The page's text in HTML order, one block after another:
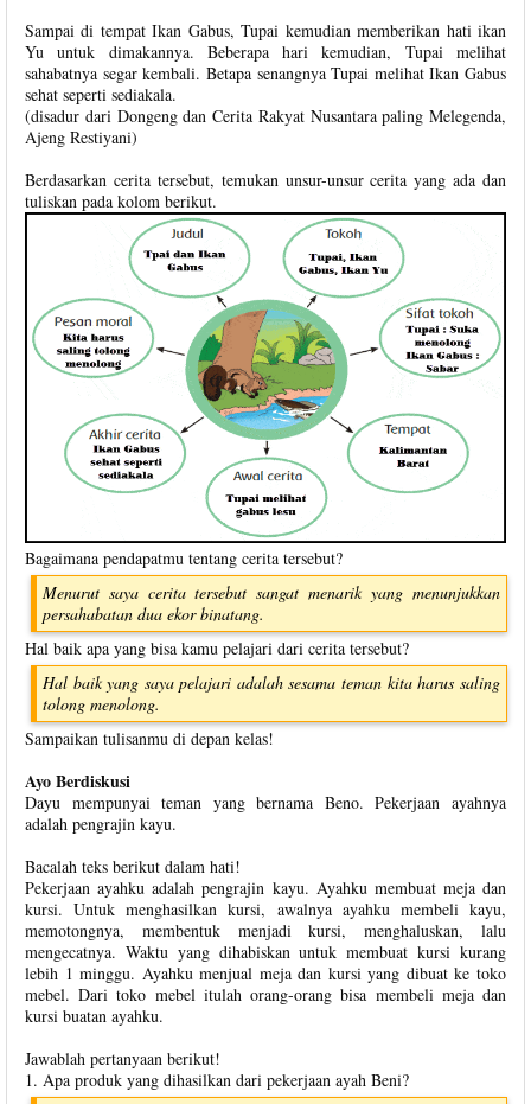
Sampai di tempat Ikan Gabus, Tupai kemudian memberikan hati ikan
Yu untuk dimakannya. Beberapa hari kemudian, Tupai melihat
sahabatnya segar kembali. Betapa senangnya Tupai melihat Ikan Gabus
sehat seperti sediakala.
(disadur dari Dongeng dan Cerita Rakyat Nusantara paling Melegenda,
Ajeng Restiyani)
Berdasarkan cerita tersebut, temukan unsur-unsur cerita yang ada dan
tuliskan pada kolom berikut.
Bagaimana pendapatmu tentang cerita tersebut?
Menurut saya cerita tersebut sangat menarik yang menunjukkan
persahabatan dua ekor binatang.
Hal baik apa yang bisa kamu pelajari dari cerita tersebut?
Hal baik yang saya pelajari adalah sesama teman kita harus saling
tolong menolong.
Sampaikan tulisanmu di depan kelas!
Ayo Berdiskusi
Dayu mempunyai teman yang bernama Beno. Pekerjaan ayahnya
adalah pengrajin kayu.
Bacalah teks berikut dalam hati!
Pekerjaan ayahku adalah pengrajin kayu. Ayahku membuat meja dan
kursi. Untuk menghasilkan kursi, awalnya ayahku membeli kayu,
memotongnya, membentuk menjadi kursi, menghaluskan, lalu
mengecatnya. Waktu yang dihabiskan untuk membuat kursi kurang
lebih 1 minggu. Ayahku menjual meja dan kursi yang dibuat ke toko
mebel. Dari toko mebel itulah orang-orang bisa membeli meja dan
kursi buatan ayahku.
Jawablah pertanyaan berikut!
1. Apa produk yang dihasilkan dari pekerjaan ayah Beni?